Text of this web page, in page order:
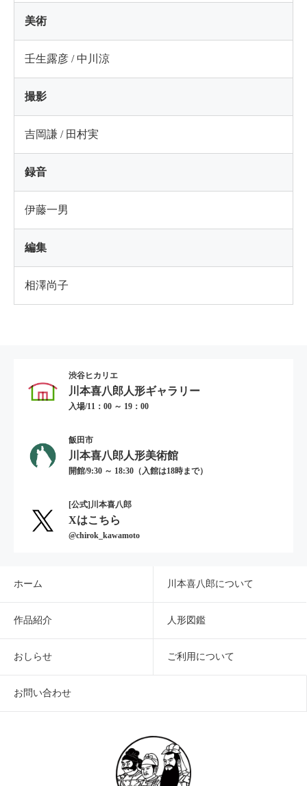
美術
壬生露彦 / 中川涼
撮影
吉岡謙 / 田村実
録音
伊藤一男
編集
相澤尚子
渋谷ヒカリエ
川本喜八郎人形ギャラリー
入場/11：00 ～ 19：00
飯田市
川本喜八郎人形美術館
開館/9:30 ～ 18:30（入館は18時まで）
[公式]川本喜八郎
Xはこちら
@chirok_kawamoto
ホーム 川本喜八郎について
作品紹介 人形図鑑
おしらせ ご利用について
お問い合わせ